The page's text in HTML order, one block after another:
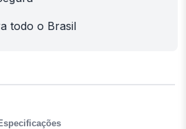
todo o Brasil